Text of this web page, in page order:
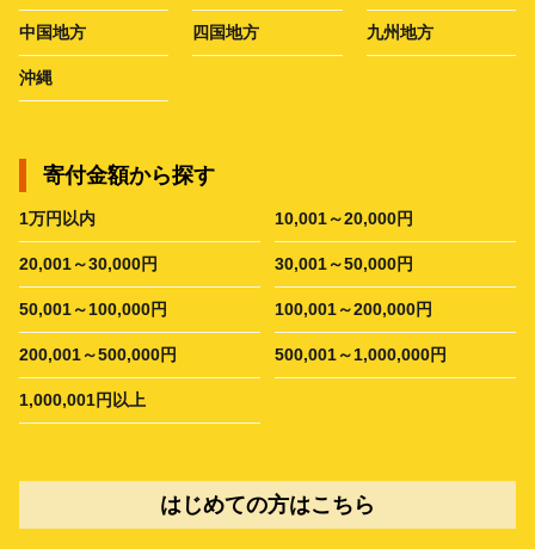
中国地方 四国地方 九州地方
沖縄
寄付金額から探す
1万円以内 10,001～20,000円
20,001～30,000円 30,001～50,000円
50,001～100,000円 100,001～200,000円
200,001～500,000円 500,001～1,000,000円
1,000,001円以上
はじめての方はこちら